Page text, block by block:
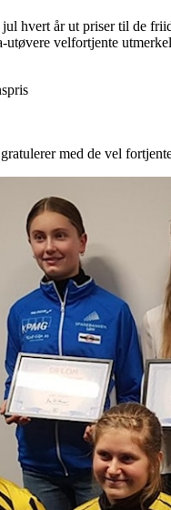
hvert år ut priser til de
velfortjente
med de vel